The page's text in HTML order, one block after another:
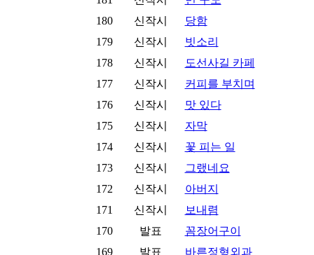
180
신작시
당함
179
신작시
빗소리
178
신작시
도선사길 카페
177
신작시
커피를 부치며
176
신작시
맛 있다
175
신작시
자막
174
신작시
꽃 피는 일
173
신작시
그랬네요
172
신작시
아버지
171
신작시
보내렴
170
발표
꼼장어구이
169
발표
바른정형외과